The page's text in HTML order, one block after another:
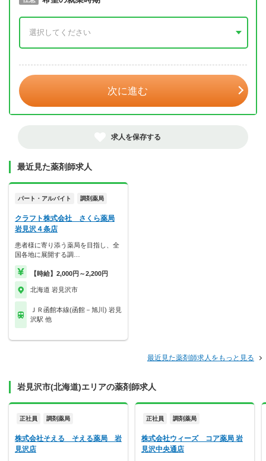
次に進む
求人を保存する
最近見た薬剤師求人
パート・アルバイト 調剤薬局
クラフト株式会社 さくら薬局
岩見沢４条店
患者様に寄り添う薬局を目指し、全
国各地に展開する調…
【時給】2,000円～2,200円
北海道 岩見沢市
ＪＲ函館本線(函館－旭川) 岩見
沢駅 他
最近見た薬剤師求人をもっと見る
岩見沢市(北海道)エリアの薬剤師求人
正社員 調剤薬局
株式会社そえる そえる薬局 岩
見沢店
正社員 調剤薬局
株式会社ウィーズ コア薬局 岩
見沢中央通店